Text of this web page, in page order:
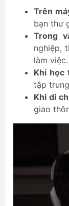
Trên
bạn thư
Trong
nghiệp,
làm việc.
Khi học
tập
Khi di
giao